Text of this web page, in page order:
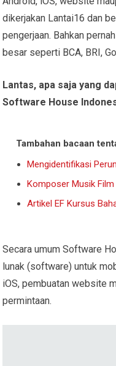
dikerjakan Lantai16 dan
pengerjaan. Bahkan
besar seperti BCA, BRI,
Lantas, apa saja yang
Software House
Tambahan bacaan
Mengidentifikasi
Komposer Musik Film
Artikel EF Kursus
Secara umum Software
lunak (software) untuk
iOS, pembuatan website
permintaan.